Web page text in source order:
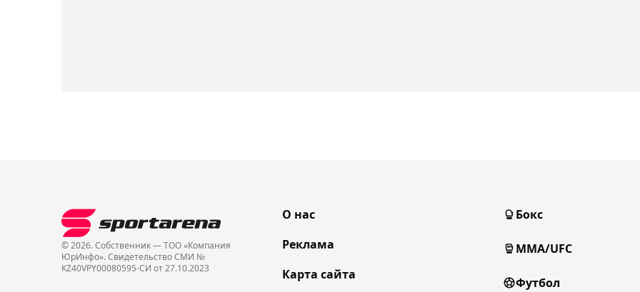
© 2026. Собственник — ТОО «Компания
ЮрИнфо». Cвидетельство СМИ №
KZ40VPY00080595-СИ от 27.10.2023
О нас
Реклама
Карта сайта
Бокс
MMA/UFC
Футбол